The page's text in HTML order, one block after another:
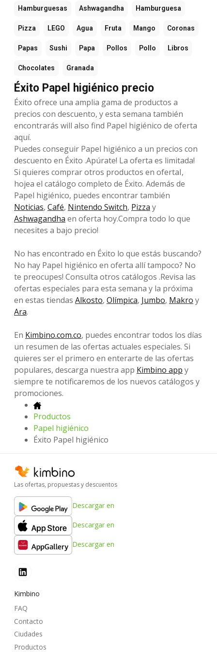
Hamburguesas Ashwagandha Hamburguesa
Pizza LEGO Agua Fruta Mango Coronas
Papas Sushi Papa Pollos Pollo Libros
Chocolates Granada
Éxito Papel higiénico precio
Éxito ofrece una amplia gama de productos a
precios con descuento, y esta semana también
encontrarás will also find Papel higiénico de oferta
aquí.
Puedes conseguir Papel higiénico a un precios con
descuento en Éxito .Apúrate! La oferta es limitada!
Si quieres comprar otros productos en ofertaI,
hojea el catálogo completo de Éxito. Además de
Papel higiénico, puedes encontrar también
Noticias, Café, Nintendo Switch, Pizza y
Ashwagandha en oferta hoy.Compra todo lo que
necesites a bajo precio!
No has encontrado en Éxito lo que estás buscando?
No hay Papel higiénico en oferta allí tampoco? No
te preocupes! Consulta otros catálogos .Revisa las
ofertas especiales para esta semana y la próxima
en estas tiendas Alkosto, Olímpica, Jumbo, Makro y
Ara.
En Kimbino.com.co, puedes encontrar todos los días
un resumen de las ofertas actuales especiales. Si
quieres ser el primero en enterarte de las ofertas
populares, descarga nuestra app Kimbino app y
siempre te notificaremos de los nuevos catálogos y
promociones.
Productos
Papel higiénico
Éxito Papel higiénico
Las ofertas, propuestas y descuentos
Descargar en
Descargar en
Descargar en
Kimbino
FAQ
Contacto
Ciudades
Productos